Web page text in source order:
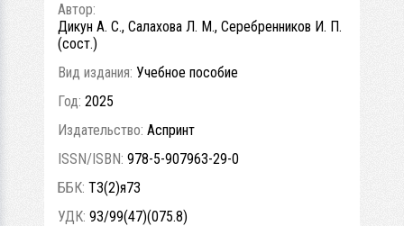
Автор:
Дикун А. С., Салахова Л. М., Серебренников И. П.
(сост.)
Вид издания: Учебное пособие
Год: 2025
Издательство: Аспринт
ISSN/ISBN: 978-5-907963-29-0
ББК: Т3(2)я73
УДК: 93/99(47)(075.8)